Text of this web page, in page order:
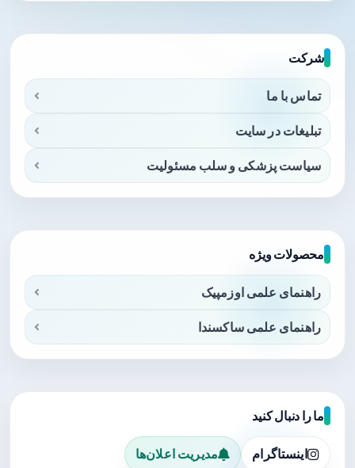
شرکت
تماس با ما
تبلیغات در سایت
سیاست پزشکی و سلب مسئولیت
محصولات ویژه
راهنمای علمی اوزمپیک
راهنمای علمی ساکسندا
ما را دنبال کنید
اینستاگرام مدیریت اعلان‌ها